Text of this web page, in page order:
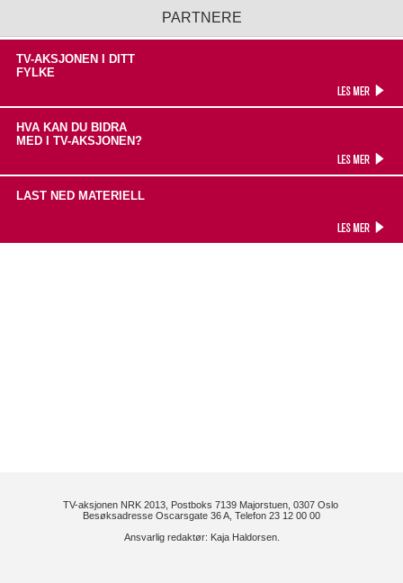
PARTNERE
TV-AKSJONEN I DITT
FYLKE
HVA KAN DU BIDRA
MED I TV-AKSJONEN?
LAST NED MATERIELL
TV-aksjonen NRK 2013, Postboks 7139 Majorstuen, 0307 Oslo
Besøksadresse Oscarsgate 36 A, Telefon 23 12 00 00
Ansvarlig redaktør: Kaja Haldorsen.